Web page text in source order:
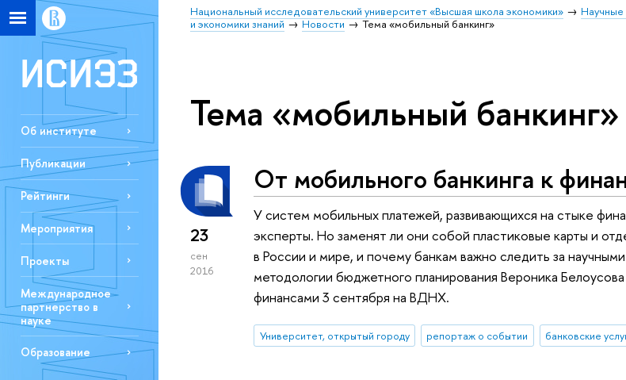
Национальный исследовательский университет «Высшая школа экономики»
и экономики знаний
Новости Тема «мобильный банкинг»
Об институте
Публикации
Рейтинги
Мероприятия
Проекты
Международное
партнерство в
науке
Образование
Тема «мобильный банкинг»
23
сен
2016
От мобильного банкинга к
У систем мобильных платежей, развивающихся на стыке
эксперты. Но заменят ли они собой пластиковые карты и
в России и мире, и почему банкам важно следить за
методологии бюджетного планирования Вероника
финансами 3 сентября на ВДНХ.
Университет, открытый городу репортаж о событии банковские